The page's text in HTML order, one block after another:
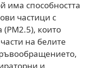
има способността
частици с
които
на белите
и